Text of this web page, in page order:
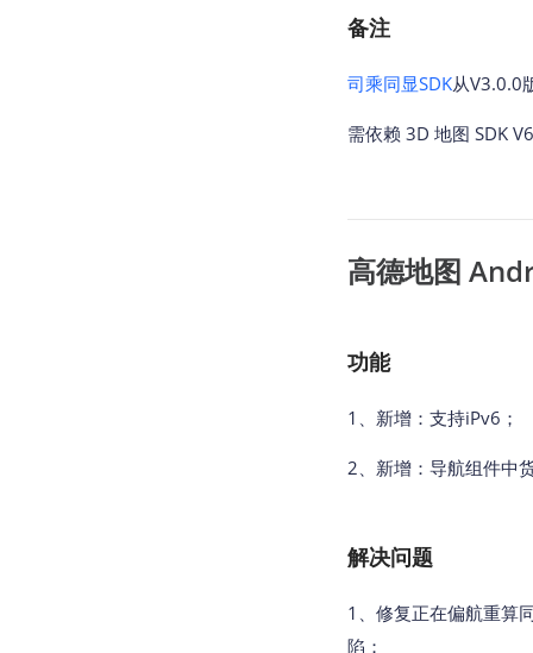
备注
司乘同显SDK从V3.0.0
需依赖 3D 地图 SDK
高德地图
功能
1、新增：支持iPv6；
2、新增：导航组件中
解决问题
1、修复正在偏航重算
陷；